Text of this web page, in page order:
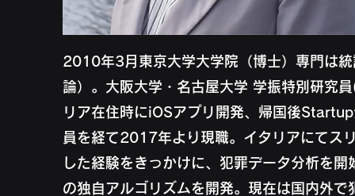
2010年3月東京大学大学院（博士）専門は
論）。大阪大学・名古屋大学 学振特別研究
リア在住時にiOSアプリ開発、帰国後
員を経て2017年より現職。イタリアにてス
した経験をきっかけに、犯罪データ分析を開
の独自アルゴリズムを開発。現在は国内外で